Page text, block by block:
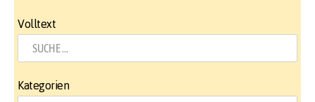
Volltext
Kategorien